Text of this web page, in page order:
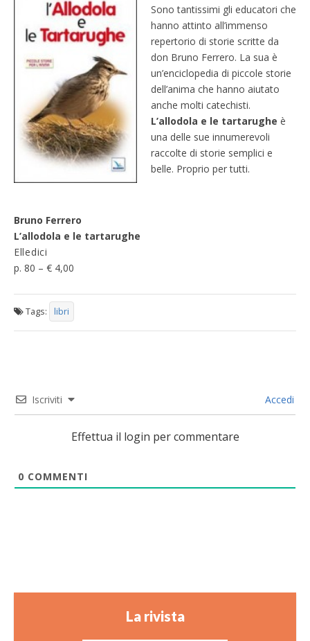
Sono tantissimi gli educatori che
hanno attinto all’immenso
repertorio di storie scritte da
don Bruno Ferrero. La sua è
un’enciclopedia di piccole storie
dell’anima che hanno aiutato
anche molti catechisti.
L’allodola e le tartarughe è
una delle sue innumerevoli
raccolte di storie semplici e
belle. Proprio per tutti.
Bruno Ferrero
L’allodola e le tartarughe
Elledici
p. 80 – € 4,00
Tags: libri
Iscriviti Accedi
Effettua il login per commentare
0 COMMENTI
La rivista